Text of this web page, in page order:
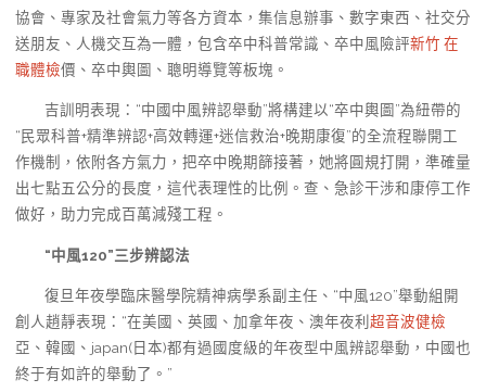
協會、專家及社會氣力等各方資本，集信息辦事、數字東西、社交分
送朋友、人機交互為一體，包含卒中科普常識、卒中風險評新竹 在
職體檢價、卒中輿圖、聰明導覽等板塊。
吉訓明表現：“中國中風辨認舉動”將構建以“卒中輿圖”為紐帶的
“民眾科普+精準辨認+高效轉運+迷信救治+晚期康復”的全流程聯開工
作機制，依附各方氣力，把卒中晚期篩接著，她將圓規打開，準確量
出七點五公分的長度，這代表理性的比例。查、急診干涉和康停工作
做好，助力完成百萬減殘工程。
“中風120”三步辨認法
復旦年夜學臨床醫學院精神病學系副主任、“中風120”舉動組開
創人趙靜表現：“在美國、英國、加拿年夜、澳年夜利 超音波健檢
亞、韓國、japan(日本)都有過國度級的年夜型中風辨認舉動，中國也
終于有如許的舉動了。”